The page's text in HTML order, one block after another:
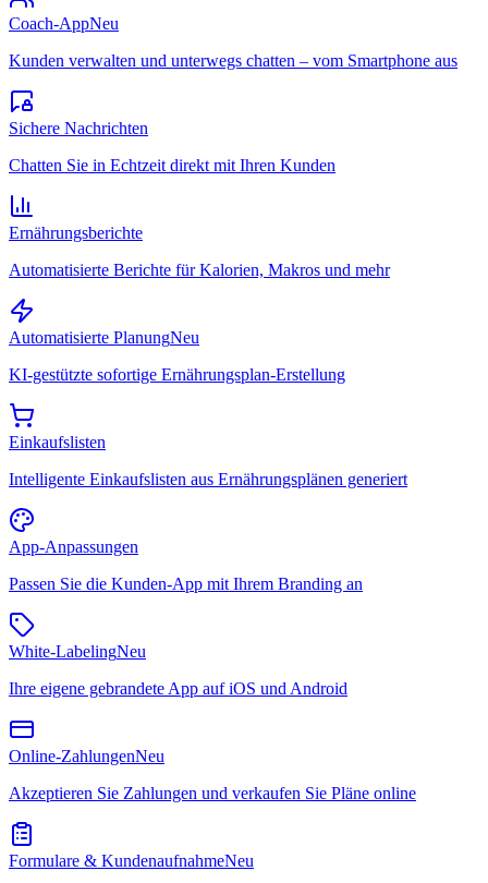
Coach-AppNeu
Kunden verwalten und unterwegs chatten – vom Smartphone aus
Sichere Nachrichten
Chatten Sie in Echtzeit direkt mit Ihren Kunden
Ernährungsberichte
Automatisierte Berichte für Kalorien, Makros und mehr
Automatisierte PlanungNeu
KI-gestützte sofortige Ernährungsplan-Erstellung
Einkaufslisten
Intelligente Einkaufslisten aus Ernährungsplänen generiert
App-Anpassungen
Passen Sie die Kunden-App mit Ihrem Branding an
White-LabelingNeu
Ihre eigene gebrandete App auf iOS und Android
Online-ZahlungenNeu
Akzeptieren Sie Zahlungen und verkaufen Sie Pläne online
Formulare & KundenaufnahmeNeu